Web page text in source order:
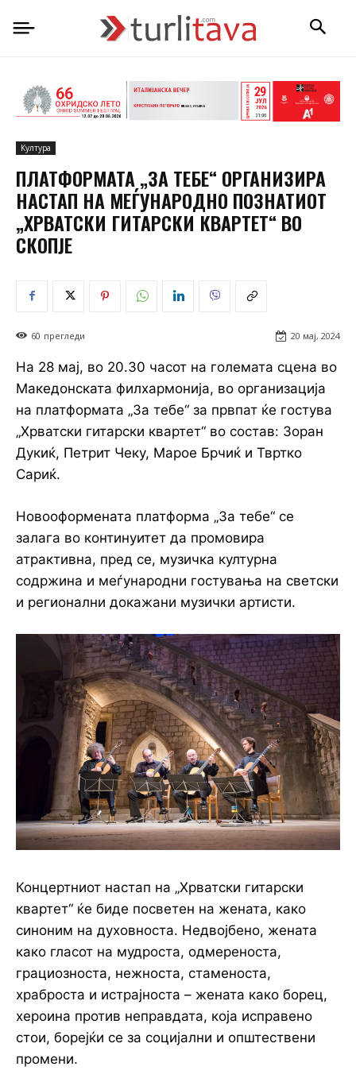
Култура
ПЛАТФОРМАТА „ЗА ТЕБЕ“ ОРГАНИЗИРА
НАСТАП НА МЕЃУНАРОДНО ПОЗНАТИОТ
„ХРВАТСКИ ГИТАРСКИ КВАРТЕТ“ ВО
СКОПЈЕ
20 мај, 2024
60 прегледи
На 28 мај, во 20.30 часот на големата сцена во
Македонската филхармонија, во организација
на платформата „За тебе“ за првпат ќе гостува
„Хрватски гитарски квартет“ во состав: Зоран
Дукиќ, Петрит Чеку, Марое Брчиќ и Твртко
Сариќ.
Новооформената платформа „За тебе“ се
залага во континуитет да промовира
атрактивна, пред се, музичка културна
содржина и меѓународни гостувања на светски
и регионални докажани музички артисти.
Концертниот настап на „Хрватски гитарски
квартет“ ќе биде посветен на жената, како
синоним на духовноста. Недвојбено, жената
како гласот на мудроста, одмереноста,
грациозноста, нежноста, стаменоста,
храброста и истрајноста – жената како борец,
хероина против неправдата, која исправено
стои, борејќи се за социјални и општествени
промени.